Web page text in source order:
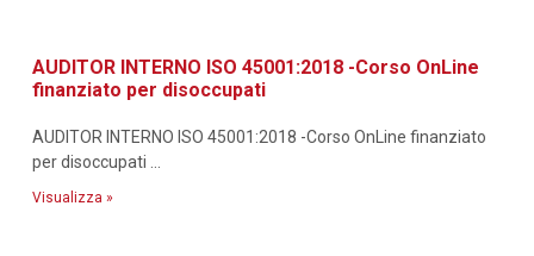
formazione
AUDITOR INTERNO ISO 45001:2018 -Corso OnLine
finanziato per disoccupati
AUDITOR INTERNO ISO 45001:2018 -Corso OnLine finanziato
per disoccupati ...
Visualizza »